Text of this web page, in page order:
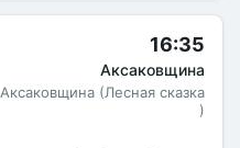
16:35
Аксаковщина
Аксаковщина (Лесная сказка
)